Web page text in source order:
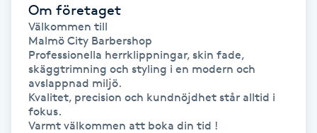
Gua Sha-massage
Hatha Yoga
Headspa
Om företaget
Välkommen till
Malmö City Barbershop
Professionella herrklippningar, skin fade,
skäggtrimning och styling i en modern och
avslappnad miljö.
Kvalitet, precision och kundnöjdhet står alltid i
fokus.
Varmt välkommen att boka din tid !